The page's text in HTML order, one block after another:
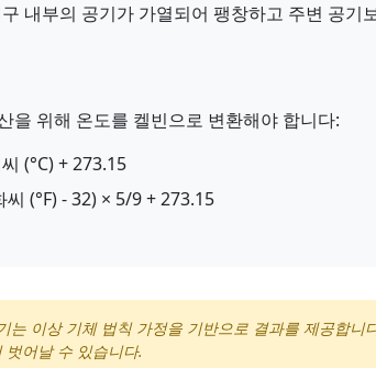
내부의 공기가 가열되어 팽창하고 주변 공기
을 위해 온도를 켈빈으로 변환해야 합니다:
(°C) + 273.15
씨 (°F) - 32) × 5/9 + 273.15
는 이상 기체 법칙 가정을 기반으로 결과를 제공합니
어날 수 있습니다.